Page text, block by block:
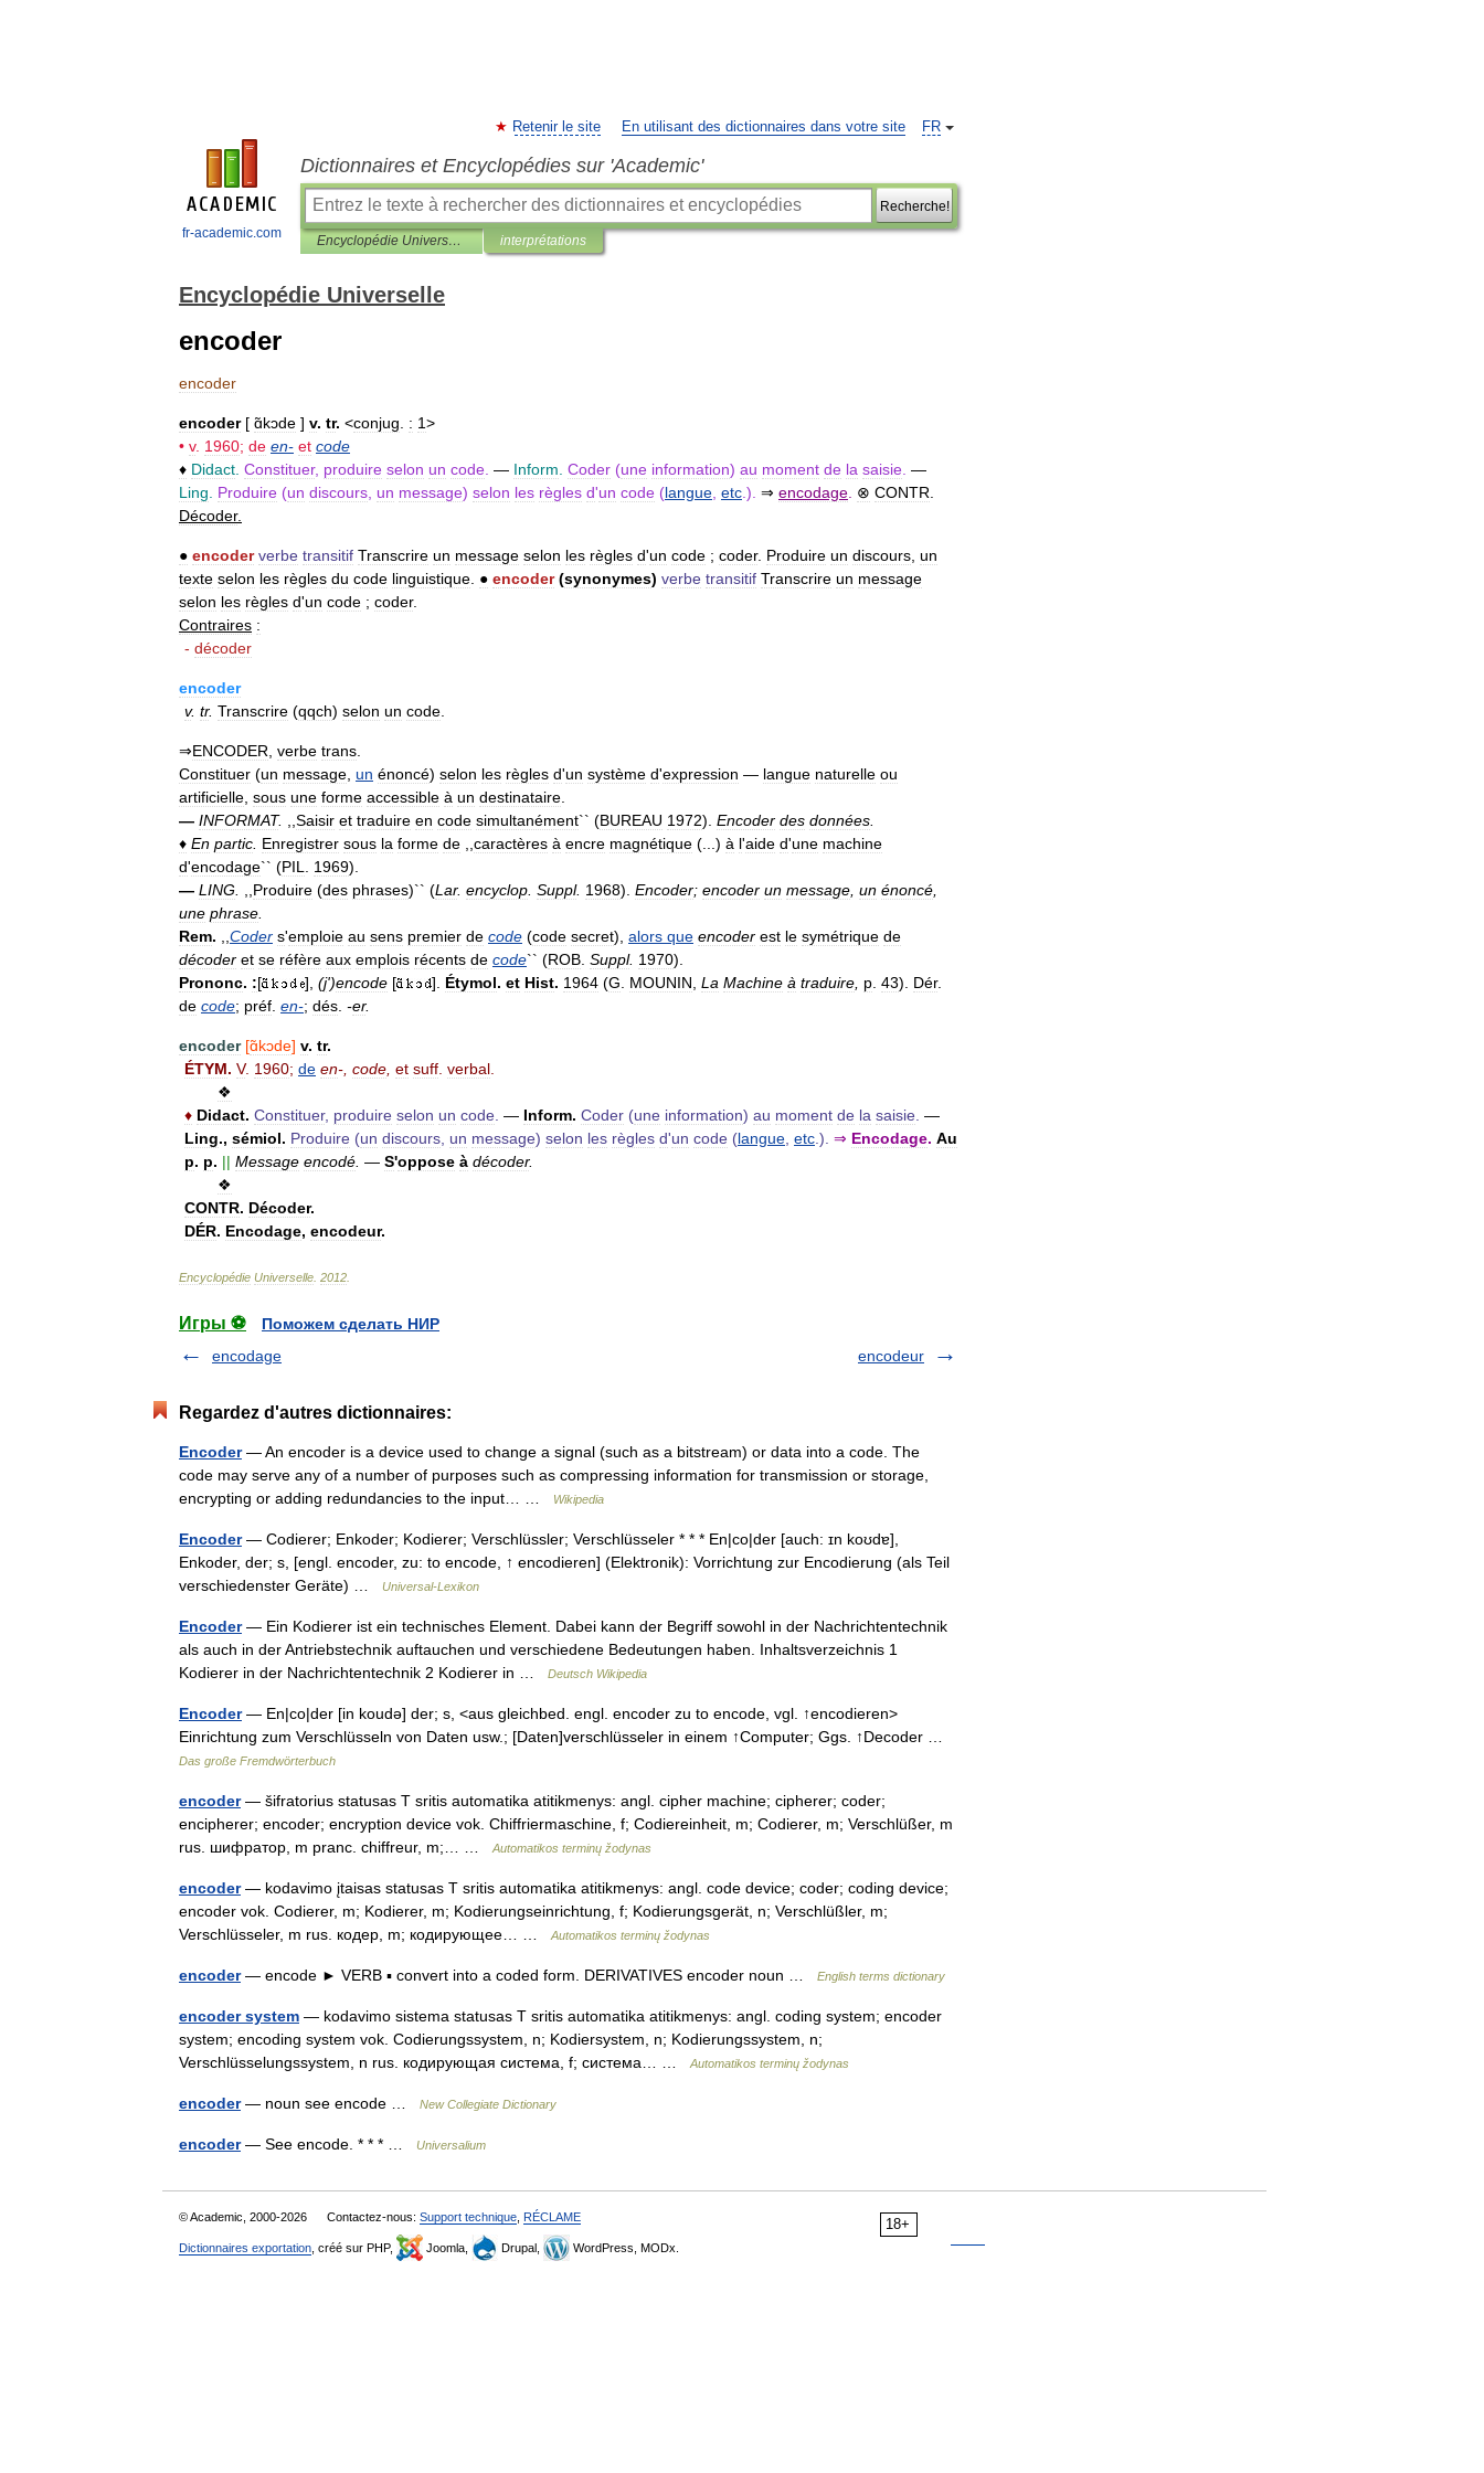
fr-academic.com
FR
Retenir le site En utilisant des dictionnaires dans votre site
Dictionnaires et Encyclopédies sur 'Academic'
Recherche!
Encyclopédie Universelle interprétations
Encyclopédie Universelle
encoder
encoder
encoder[ ɑ̃kɔde ] v. tr. <conjug : 1>
• v. 1960; de en- et code
♦ Didact Constituer, produire selon un code — Inform Coder (une information) au moment de la saisie —
Ling
Produire (un discours un message) selon les règles d'un code (langue etc .). ⇒ encodage ⊗ CONTR
Décoder.
● encoder verbe transitif Transcrire un message selon les règles d'un code ; coder. Produire un discours un
texte selon les règles du code linguistique ● encoder(synonymes) verbe transitif Transcrire un message
selon les règles d'un code ; coder.
Contraires :
- décoder
encoder
v. tr. Transcrire (qqch) selon un code
⇒ENCODER verbe trans
Constituer (un message un énoncé) selon les règles d'un système d'expression — langue naturelle ou
artificielle sous une forme accessible à un destinataire
— INFORMAT. Saisir et traduire en code simultanément`` (BUREAU 1972). Encoder des données
♦ En partic Enregistrer sous la forme de caractères à encre magnétique (...) à l'aide d'une machine
d'encodage`` (PIL 1969).
— LING Produire (des phrases)`` (Lar. encyclop Suppl. 1968). Encoder; encoder un message un énoncé
une phrase
Rem. Coder s'emploie au sens premier de code (code secret), alors que encoder est le symétrique de
décoder et se réfère aux emplois récents de code`` (ROB Suppl. 1970).
Prononc. :[ ], (j')encode [ ]. Étymol. et Hist. 1964 (G MOUNIN La Machine à traduire p 43). Dér.
de code; préf en-; dés -er.
encoder [ɑ̃kɔde] v. tr.
ÉTYM. V. 1960; de en-, code et suff verbal
❖
♦ Didact. Constituer, produire selon un code — Inform. Coder (une information) au moment de la saisie —
Ling., sémiol. Produire (un discours un message) selon les règles d'un code (langue etc .). ⇒ Encodage. Au
p. p. || Message encodé — S'oppose à décoder.
❖
CONTR. Décoder.
DÉR. Encodage, encodeur.
Encyclopédie Universelle 2012
Игры ⚽
Поможем сделать НИР
encodage
encodeur
Regardez d'autres dictionnaires:
Encoder— An encoder is a device used to change a signal (such as a bitstream) or data into a code. The
code may serve any of a number of purposes such as compressing information for transmission or storage,
encrypting or adding redundancies to the input… …
Wikipedia
Encoder— Codierer; Enkoder; Kodierer; Verschlüssler; Verschlüsseler * * * En|co|der [auch: ɪn koʊdɐ],
Enkoder, der; s, [engl. encoder, zu: to encode, ↑ encodieren] (Elektronik): Vorrichtung zur Encodierung (als Teil
verschiedenster Geräte) …
Universal-Lexikon
Encoder— Ein Kodierer ist ein technisches Element. Dabei kann der Begriff sowohl in der Nachrichtentechnik
als auch in der Antriebstechnik auftauchen und verschiedene Bedeutungen haben. Inhaltsverzeichnis 1
Kodierer in der Nachrichtentechnik 2 Kodierer in …
Deutsch Wikipedia
Encoder— En|co|der [in koudə] der; s, <aus gleichbed. engl. encoder zu to encode, vgl. ↑encodieren>
Einrichtung zum Verschlüsseln von Daten usw.; [Daten]verschlüsseler in einem ↑Computer; Ggs. ↑Decoder …
Das große Fremdwörterbuch
encoder— šifratorius statusas T sritis automatika atitikmenys: angl. cipher machine; cipherer; coder;
encipherer; encoder; encryption device vok. Chiffriermaschine, f; Codiereinheit, m; Codierer, m; Verschlüßer, m
rus. шифратор, m pranc. chiffreur, m;… …
Automatikos terminų žodynas
encoder— kodavimo įtaisas statusas T sritis automatika atitikmenys: angl. code device; coder; coding device;
encoder vok. Codierer, m; Kodierer, m; Kodierungseinrichtung, f; Kodierungsgerät, n; Verschlüßler, m;
Verschlüsseler, m rus. кодер, m; кодирующее… …
Automatikos terminų žodynas
encoder— encode ► VERB ▪ convert into a coded form. DERIVATIVES encoder noun … English terms dictionary
encoder system — kodavimo sistema statusas T sritis automatika atitikmenys: angl. coding system; encoder
system; encoding system vok. Codierungssystem, n; Kodiersystem, n; Kodierungssystem, n;
Verschlüsselungssystem, n rus. кодирующая система, f; система… …
Automatikos terminų žodynas
encoder— noun see encode … New Collegiate Dictionary
encoder— See encode. * * * … Universalium
18+
© Academic, 2000-2026 Contactez-nous: Support technique RÉCLAME
Dictionnaires exportation , créé sur PHP, Joomla, Drupal, WordPress, MODx.